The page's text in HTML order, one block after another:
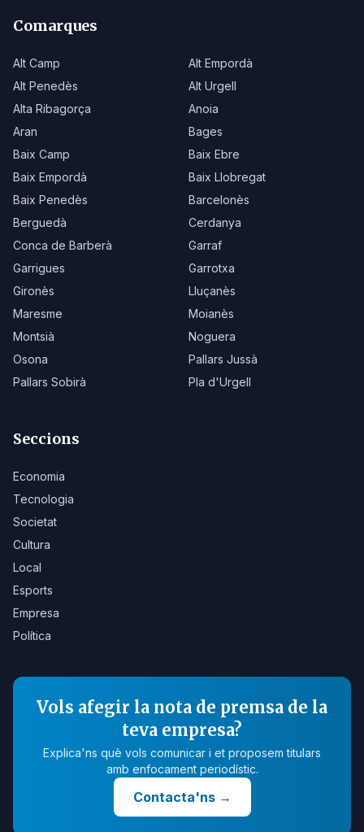
Comarques
Alt Camp
Alt Empordà
Alt Penedès
Alt Urgell
Alta Ribagorça
Anoia
Aran
Bages
Baix Camp
Baix Ebre
Baix Empordà
Baix Llobregat
Baix Penedès
Barcelonès
Berguedà
Cerdanya
Conca de Barberà
Garraf
Garrigues
Garrotxa
Gironès
Lluçanès
Maresme
Moianès
Montsià
Noguera
Osona
Pallars Jussà
Pallars Sobirà
Pla d'Urgell
Seccions
Economia
Tecnologia
Societat
Cultura
Local
Esports
Empresa
Política
Vols afegir la nota de premsa de la
teva empresa?
Explica'ns què vols comunicar i et proposem titulars
amb enfocament periodístic.
Contacta'ns→